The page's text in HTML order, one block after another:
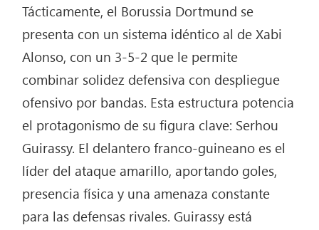
Tácticamente, el Borussia Dortmund se
presenta con un sistema idéntico al de Xabi
Alonso, con un 3-5-2 que le permite
combinar solidez defensiva con despliegue
ofensivo por bandas. Esta estructura potencia
el protagonismo de su figura clave: Serhou
Guirassy. El delantero franco-guineano es el
líder del ataque amarillo, aportando goles,
presencia física y una amenaza constante
para las defensas rivales. Guirassy está